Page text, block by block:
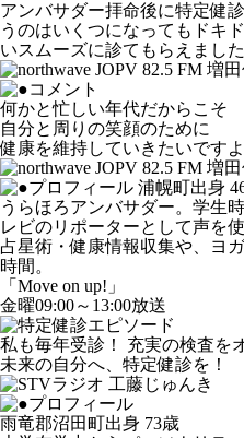
アンバサダー拝命後に特定健
うのはいくつになってもドキ
いスムーズに診てもらえました
何かと忙しい年代だからこそ
自分と周りの笑顔のために
健康を維持していきたいですよ
浦幌町出身
うらほろアンバサダー。学生
レビのリポーターとして声を
占星術・健康情報収集や、ヨ
時間。
「Move on up!」
金曜09:00～13:00放送
私も毎年受診！ 充実の検査を
未来の自分へ、特定健診を！
雨竜郡沼田町出身 73歳